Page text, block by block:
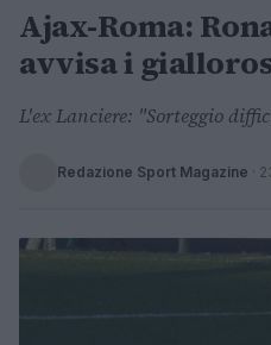
Ajax-Roma:
avvisa i
L'ex Lanciere: "Sorteggio
Redazione Sport Magazine ·